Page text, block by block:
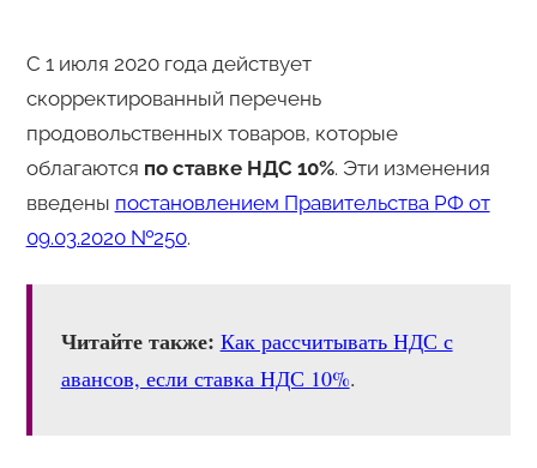
С 1 июля 2020 года действует
скорректированный перечень
продовольственных товаров, которые
облагаются по ставке НДС 10%. Эти изменения
введены постановлением Правительства РФ от
09.03.2020 №250.
Читайте также: Как рассчитывать НДС с
авансов, если ставка НДС 10%.